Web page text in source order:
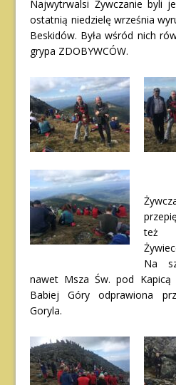
Najwytrwalsi Żywczanie byli
ostatnią niedzielę września
Beskidów. Była wśród nich
grypa ZDOBYWCÓW.
też
Na
nawet Msza Św. pod
Babiej Góry odprawiona
Goryla.